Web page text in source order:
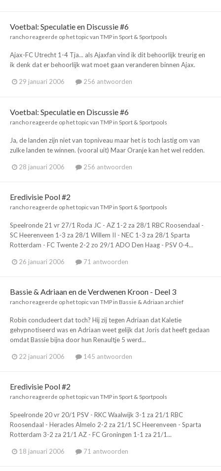
Voetbal: Speculatie en Discussie #6
rancho reageerde op het topic van TMP in Sport & Sportpools
Ajax-FC Utrecht 1-4 Tja... als Ajaxfan vind ik dit behoorlijk treurig en
ik denk dat er behoorlijk wat moet gaan veranderen binnen Ajax.
29 januari 2006 256 antwoorden
Voetbal: Speculatie en Discussie #6
rancho reageerde op het topic van TMP in Sport & Sportpools
Ja, de landen zijn niet van topniveau maar het is toch lastig om van
zulke landen te winnen. (vooral uit) Maar Oranje kan het wel redden.
28 januari 2006 256 antwoorden
Eredivisie Pool #2
rancho reageerde op het topic van TMP in Sport & Sportpools
Speelronde 21 vr 27/1 Roda JC - AZ 1-2 za 28/1 RBC Roosendaal -
SC Heerenveen 1-3 za 28/1 Willem II - NEC 1-3 za 28/1 Sparta
Rotterdam - FC Twente 2-2 zo 29/1 ADO Den Haag - PSV 0-4...
26 januari 2006 71 antwoorden
Bassie & Adriaan en de Verdwenen Kroon - Deel 3
rancho reageerde op het topic van TMP in Bassie & Adriaan archief
Robin concludeert dat toch? Hij zij tegen Adriaan dat Kaletie
gehypnotiseerd was en Adriaan weet gelijk dat Joris dat heeft gedaan
omdat Bassie bijna door hun Renaultje 5 werd...
22 januari 2006 145 antwoorden
Eredivisie Pool #2
rancho reageerde op het topic van TMP in Sport & Sportpools
Speelronde 20 vr 20/1 PSV - RKC Waalwijk 3-1 za 21/1 RBC
Roosendaal - Heracles Almelo 2-2 za 21/1 SC Heerenveen - Sparta
Rotterdam 3-2 za 21/1 AZ - FC Groningen 1-1 za 21/1...
18 januari 2006 71 antwoorden